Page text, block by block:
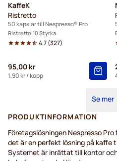
KaffeK
Ristretto
50 kapslar till Nespresso® Pro
Ristretto 10 Styrka
4.7(327)
95,00 kr
1,90 kr/ kopp
Se mer
PRODUKTINFORMATION
Företagslösningen Nespresso
det är en perfekt lösning på kaffe
Systemet är inrättat till kontor